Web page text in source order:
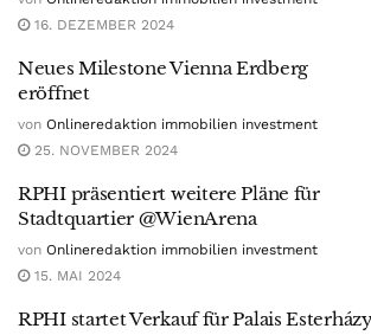
16. DEZEMBER 2024
Neues Milestone Vienna Erdberg
eröffnet
von Onlineredaktion immobilien investment
25. NOVEMBER 2024
RPHI präsentiert weitere Pläne für
Stadtquartier @WienArena
von Onlineredaktion immobilien investment
15. MAI 2024
RPHI startet Verkauf für Palais